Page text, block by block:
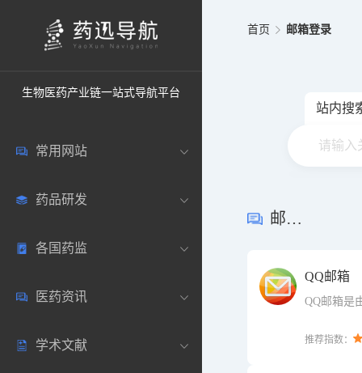
生物医药产业链一站式导航平台
常用网站
中国常用
药圈资讯
邮箱登录
药典网站
药品研发
药研数据库
药品说明书
药物临床
各国药监
中国
美国
医药资讯
医药新闻
学术文献
首页 邮箱登录
站内搜
邮箱登录
QQ邮箱
QQ邮箱是
的免费邮
推荐指数：